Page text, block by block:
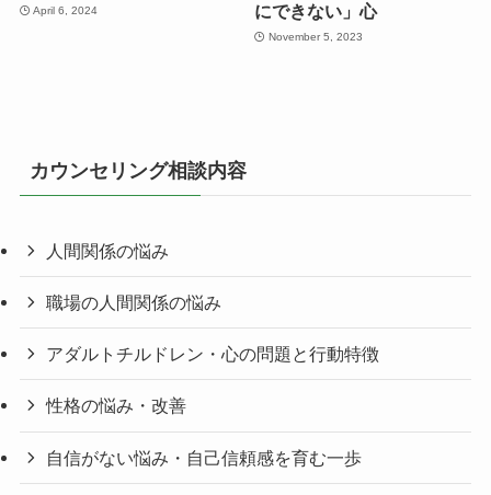
April 6, 2024
にできない」心
November 5, 2023
カウンセリング相談内容
人間関係の悩み
職場の人間関係の悩み
アダルトチルドレン・心の問題と行動特徴
性格の悩み・改善
自信がない悩み・自己信頼感を育む一歩